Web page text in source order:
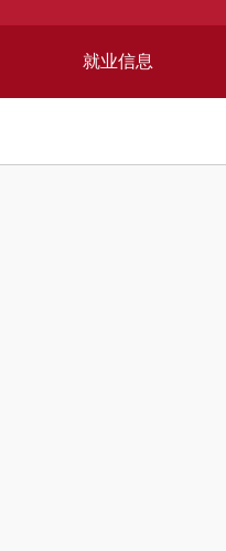
就业信息